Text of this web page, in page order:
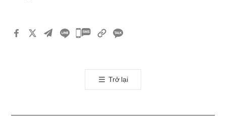
카
톡
공
Trở lại